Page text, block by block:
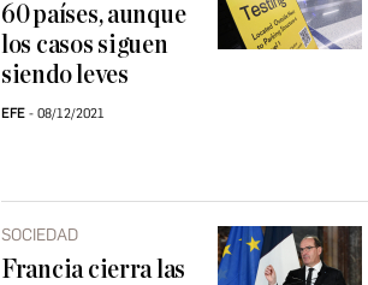
60 países, aunque
los casos siguen
siendo leves
EFE 08/12/2021
SOCIEDAD
Francia cierra las